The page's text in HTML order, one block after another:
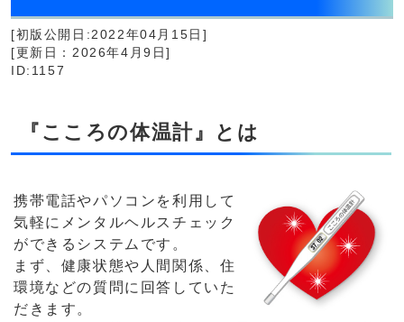
[初版公開日:2022年04月15日]
[更新日：2026年4月9日]
ID:1157
『こころの体温計』とは
携帯電話やパソコンを利用して
気軽にメンタルヘルスチェック
ができるシステムです。
まず、健康状態や人間関係、住
環境などの質問に回答していた
だきます。